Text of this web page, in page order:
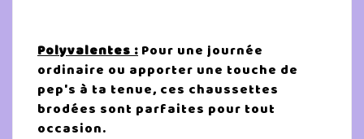
Polyvalentes : Pour une journée
ordinaire ou apporter une touche de
pep's à ta tenue, ces chaussettes
brodées sont parfaites pour tout
occasion.